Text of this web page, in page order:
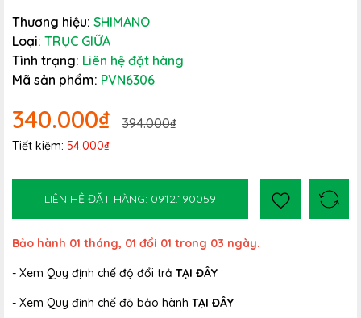
Thương hiệu: SHIMANO
Loại: TRỤC GIỮA
Tình trạng: Liên hệ đặt hàng
Mã sản phẩm: PVN6306
340.000₫ 394.000₫
Tiết kiệm: 54.000₫
LIÊN HỆ ĐẶT HÀNG: 0912.190059
Bảo hành 01 tháng, 01 đổi 01 trong 03 ngày.
- Xem Quy định chế độ đổi trả TẠI ĐÂY
- Xem Quy định chế độ bảo hành TẠI ĐÂY